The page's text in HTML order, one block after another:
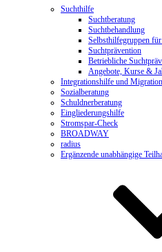
Suchthilfe
Suchtberatung
Suchtbehandlung
Selbsthilfegruppen
Suchtprävention
Betriebliche
Angebote, Kurse &
Integrationshilfe und
Sozialberatung
Schuldnerberatung
Eingliederungshilfe
Stromspar-Check
BROADWAY
radius
Ergänzende unabhängige